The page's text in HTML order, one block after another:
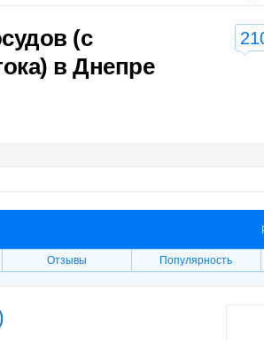
(с
в Днепре
Отзывы Популярность